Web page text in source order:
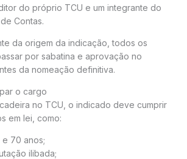
do próprio TCU e um integrante do
Contas.
da origem da indicação, todos os
por sabatina e aprovação no
da nomeação definitiva.
o cargo
no TCU, o indicado deve cumprir
em lei, como:
70 anos;
ilibada;